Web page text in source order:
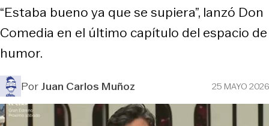
“Estaba bueno ya que se supiera”, lanzó Don
Comedia en el último capítulo del espacio de
humor.
PorJuan Carlos Muñoz 25 MAYO 2026